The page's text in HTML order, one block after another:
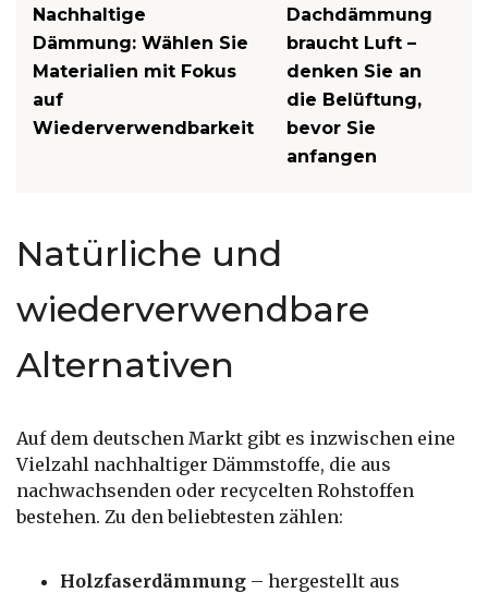
Nachhaltige
Dämmung: Wählen Sie
Materialien mit Fokus
auf
Wiederverwendbarkeit
Dachdämmung
braucht Luft –
denken Sie an
die Belüftung,
bevor Sie
anfangen
Natürliche und
wiederverwendbare
Alternativen
Auf dem deutschen Markt gibt es inzwischen eine
Vielzahl nachhaltiger Dämmstoffe, die aus
nachwachsenden oder recycelten Rohstoffen
bestehen. Zu den beliebtesten zählen:
Holzfaserdämmung – hergestellt aus